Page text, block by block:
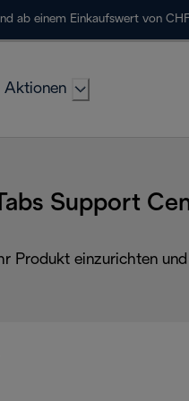
ab einem Einkaufswert von
Aktionen
Support
Produkt einzurichten